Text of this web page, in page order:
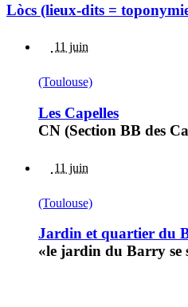
Lòcs (lieux-dits =
11 juin
(Toulouse)
Les Capelles
CN (Section BB des
11 juin
(Toulouse)
Jardin et quartier du
«le jardin du Barry se